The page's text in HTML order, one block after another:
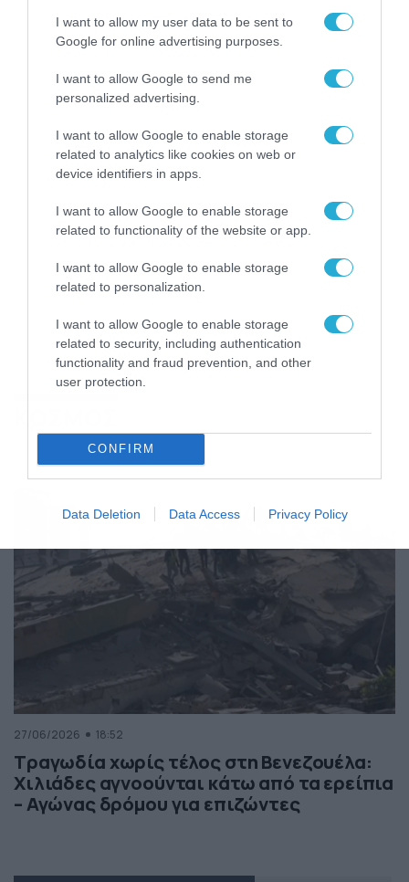
I want to allow my user data to be sent to
Google for online advertising purposes.
I want to allow Google to send me
personalized advertising.
I want to allow Google to enable storage
related to analytics like cookies on web or
device identifiers in apps.
I want to allow Google to enable storage
related to functionality of the website or app.
I want to allow Google to enable storage
related to personalization.
I want to allow Google to enable storage
related to security, including authentication
functionality and fraud prevention, and other
user protection.
CONFIRM
Data Deletion Data Access Privacy Policy
27/06/2026 18:52
Τραγωδία χωρίς τέλος στη Βενεζουέλα:
Χιλιάδες αγνοούνται κάτω από τα ερείπια
– Αγώνας δρόμου για επιζώντες